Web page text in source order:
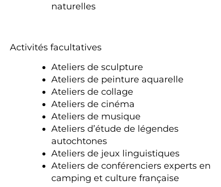
naturelles
Activités facultatives
Ateliers de sculpture
Ateliers de peinture aquarelle
Ateliers de collage
Ateliers de cinéma
Ateliers de musique
Ateliers d’étude de légendes
autochtones
Ateliers de jeux linguistiques
Ateliers de conférenciers experts en
camping et culture française